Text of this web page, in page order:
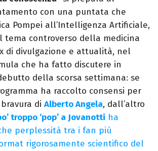
con una puntata che
Pompei all’Intelligenza Artificiale,
tema controverso della medicina
di divulgazione e attualità, nel
che ha fatto discutere in
della scorsa settimana: se
ha raccolto consensi per
di Alberto Angela, dall’altro
troppo ‘pop’ a Jovanotti ha
perplessità tra i fan più
rigorosamente scientifico del